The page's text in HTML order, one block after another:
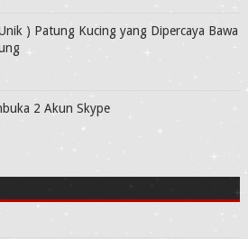
) Patung Kucing yang Dipercaya Bawa
2 Akun Skype